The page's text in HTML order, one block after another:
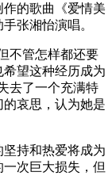
的歌曲《爱情美
张湘怡演唱。
不管怎样都还要
望这种经历成为
去了一个充满特
哀思，认为她是
持和热爱将成为
次巨大损失，但